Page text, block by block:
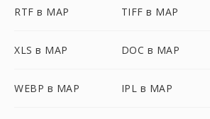
RTF в MAP TIFF в MAP
XLS в MAP DOC в MAP
WEBP в MAP IPL в MAP